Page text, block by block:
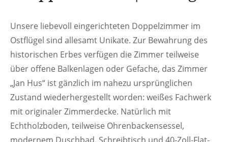
Unsere liebevoll eingerichteten Doppelzimmer im
Ostflügel sind allesamt Unikate. Zur Bewahrung des
historischen Erbes verfügen die Zimmer teilweise
über offene Balkenlagen oder Gefache, das Zimmer
„Jan Hus“ ist gänzlich im nahezu ursprünglichen
Zustand wiederhergestellt worden: weißes Fachwerk
mit originaler Zimmerdecke. Natürlich mit
Echtholzboden, teilweise Ohrenbackensessel,